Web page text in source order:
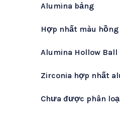
Alumina bảng
Hợp nhất màu
Alumina Hollow Ball
Zirconia hợp nhất
Chưa được phân